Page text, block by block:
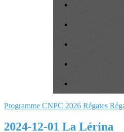
Programme CNPC 2026 Régates
2024-12-01 La Lérina